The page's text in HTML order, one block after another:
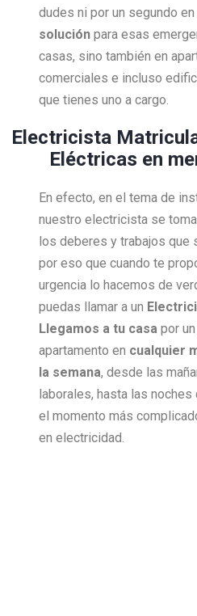
dudes ni por un segundo
solución para esas
casas, sino también en
comerciales e incluso
que tienes uno a cargo.
Electricista
Eléctricas en
En efecto, en el tema de
nuestro electricista se
los deberes y trabajos que
por eso que cuando te
urgencia lo hacemos de
puedas llamar a un
Llegamos a tu casa por
apartamento en cualquier
la semana, desde las
laborales, hasta las
el momento más
en electricidad.